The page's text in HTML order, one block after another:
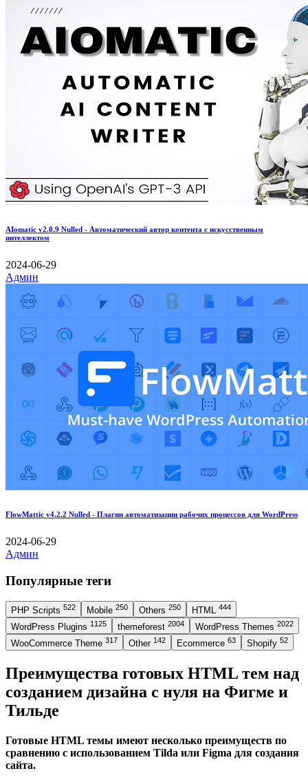
AIomatic v2.0.9 Nulled - Автоматический автор контента с искусственным
интеллектом
2024-06-29
Админ
FlowMattic v4.2.2 Nulled - Плагин автоматизации рабочих процессов для WordPress
2024-06-29
Админ
Популярные теги
PHP Scripts 522 Mobile 250 Others 250 HTML 444
WordPress Plugins 1125 themeforest 2004 WordPress Themes 2022
WooCommerce Theme 317 Other 142 Ecommerce 63 Shopify 52
Преимущества готовых HTML тем над
созданием дизайна с нуля на Фигме и
Тильде
Готовые HTML темы имеют несколько преимуществ по
сравнению с использованием Tilda или Figma для создания
сайта.